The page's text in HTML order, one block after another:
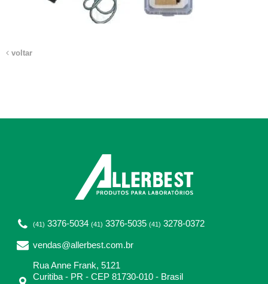
voltar
(41) 3376-5034 (41) 3376-5035 (41) 3278-0372
vendas@allerbest.com.br
Rua Anne Frank, 5121
Curitiba - PR - CEP 81730-010 - Brasil